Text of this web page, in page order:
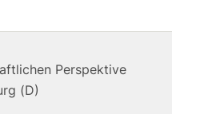
Perspektive
(D)